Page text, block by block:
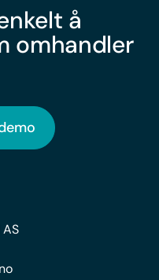
å
omhandler